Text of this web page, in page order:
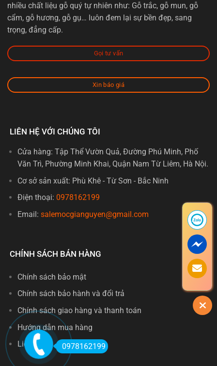
nhiều chất liệu gỗ quý tự nhiên như: Gỗ trắc, gỗ mun, gỗ
cẩm, gỗ hương, gỗ gụ… luôn đem lại sự bền đẹp, sang
trọng, đẳng cấp.
Gọi tư vấn
Xin báo giá
LIÊN HỆ VỚI CHÚNG TÔI
Cửa hàng: Tập Thể Vườn Quả, Đường Phú Minh, Phố
Văn Trì, Phường Minh Khai, Quận Nam Từ Liêm, Hà Nội.
Cơ sở sản xuất: Phù Khê - Từ Sơn - Bắc Ninh
Điện thoại: 0978162199
Email: salemocgianguyen@gmail.com
CHÍNH SÁCH BÁN HÀNG
Chính sách bảo mật
Chính sách bảo hành và đổi trả
Chính sách giao hàng và thanh toán
Hướng dẫn mua hàng
Liên hệ
0978162199